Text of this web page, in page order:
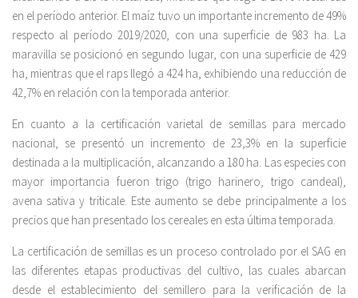
en el período anterior. El maíz tuvo un importante incremento de 49%
respecto al período 2019/2020, con una superficie de 983 ha. La
maravilla se posicionó en segundo lugar, con una superficie de 429
ha, mientras que el raps llegó a 424 ha, exhibiendo una reducción de
42,7% en relación con la temporada anterior.
En cuanto a la certificación varietal de semillas para mercado
nacional, se presentó un incremento de 23,3% en la superficie
destinada a la multiplicación, alcanzando a 180 ha. Las especies con
mayor importancia fueron trigo (trigo harinero, trigo candeal),
avena sativa y triticale. Este aumento se debe principalmente a los
precios que han presentado los cereales en esta última temporada.
La certificación de semillas es un proceso controlado por el SAG en
las diferentes etapas productivas del cultivo, las cuales abarcan
desde el establecimiento del semillero para la verificación de la